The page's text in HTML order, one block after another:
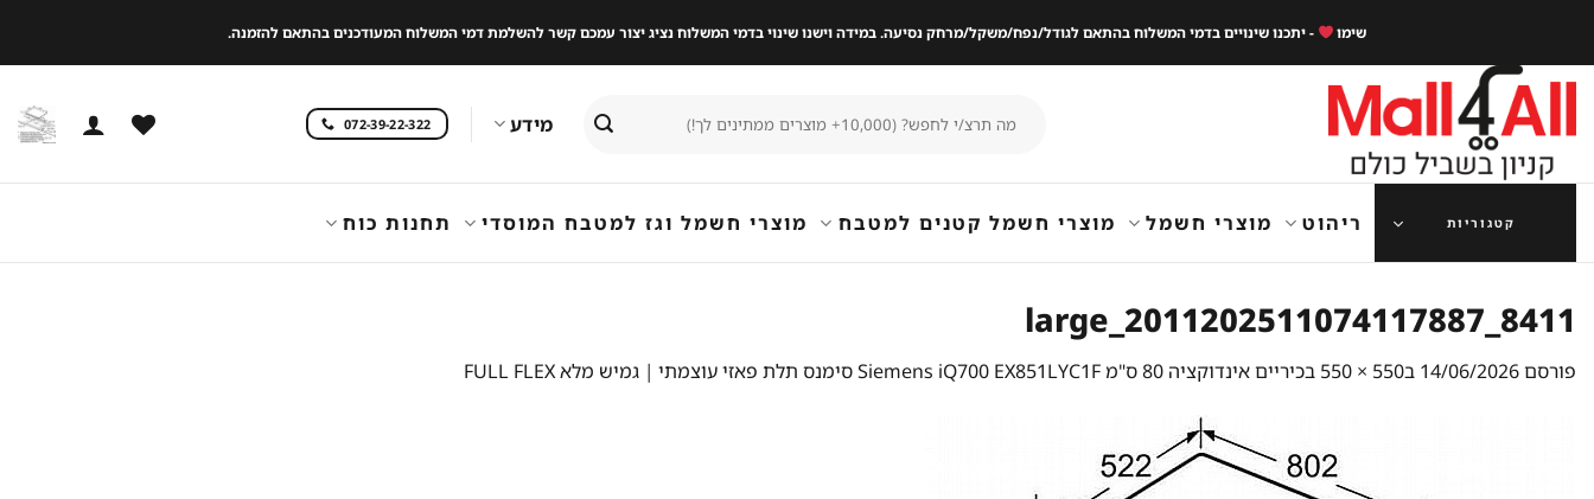
content
שימו - יתכנו שינויים בדמי המשלוח בהתאם לגודל/נפח/משקל/מרחק נסיעה. במידה וישנו שינוי בדמי המשלוח נציג יצור עמכם קשר להשלמת דמי המשלוח המעודכנים בהתאם להזמנה.
עבור:
מידע 072-39-22-322
קטגוריות ריהוט מוצרי חשמל מוצרי חשמל קטנים למטבח מוצרי חשמל וגז למטבח המוסדי תחנות כוח
8411_2011202511074117887_large
פורסם14/06/2026 ב550 × 550 בכיריים אינדוקציה 80 ס"מ Siemens iQ700 EX851LYC1F סימנס תלת פאזי עוצמתי | גמיש מלא FULL FLEX